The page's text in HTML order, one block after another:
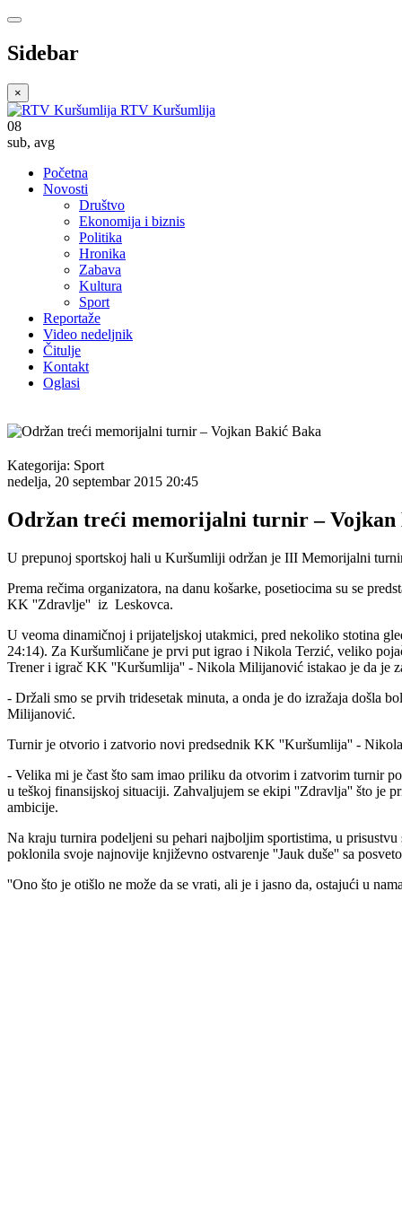
Sidebar
×
RTV Kuršumlija
08
sub, avg
Početna
Novosti
Društvo
Ekonomija i biznis
Politika
Hronika
Zabava
Kultura
Sport
Reportaže
Video nedeljnik
Čitulje
Kontakt
Oglasi
Kategorija: Sport
nedelja, 20 septembar 2015 20:45
Održan treći memorijalni turnir – Vojkan
U prepunoj sportskoj hali u Kuršumliji održan je III Memorijalni
Prema rečima organizatora, na danu košarke, posetiocima su se
KK ''Zdravlje'' iz Leskovca.
U veoma dinamičnoj i prijateljskoj utakmici, pred nekoliko stotina
24:14). Za Kuršumličane je prvi put igrao i Nikola Terzić, veliko
Trener i igrač KK ''Kuršumlija'' - Nikola Milijanović istakao je da je
- Držali smo se prvih tridesetak minuta, a onda je do izražaja došla
Milijanović.
Turnir je otvorio i zatvorio novi predsednik KK ''Kuršumlija'' -
- Velika mi je čast što sam imao priliku da otvorim i zatvorim turnir
u teškoj finansijskoj situaciji. Zahvaljujem se ekipi ''Zdravlja'' što je
ambicije.
Na kraju turnira podeljeni su pehari najboljim sportistima, u
poklonila svoje najnovije književno ostvarenje ''Jauk duše'' sa
''Ono što je otišlo ne može da se vrati, ali je i jasno da, ostajući u